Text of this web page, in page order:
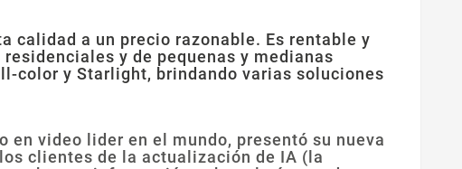
calidad a un precio razonable. Es rentable y
y de pequenas y medianas
color y Starlight, brindando varias soluciones
en video lider en el mundo, presentó su nueva
clientes de la actualización de IA (la